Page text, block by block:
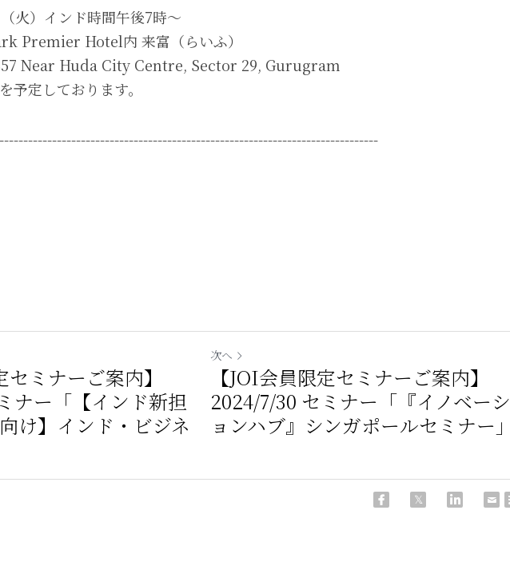
火）インド時間午後7時～
Premier Hotel内 来富（らいふ）
Near Huda City Centre, Sector 29, Gurugram
予定しております。
セミナーご案内】
ナー「【インド新担
け】インド・ビジネ
次へ
【JOI会員限定セミナーご案内】
2024/7/30 セミナー「『イノベーシ
ョンハブ』シンガポールセミナー」